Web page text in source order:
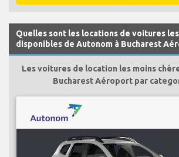
Quelles sont les locations de voitures
disponibles de Autonom à Bucharest
Les voitures de location les moins
Bucharest Aéroport par